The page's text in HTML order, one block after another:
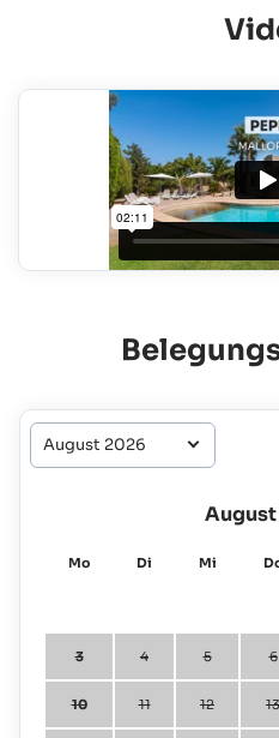
Mo Di Mi
3 4 5 6
10 11 12 13